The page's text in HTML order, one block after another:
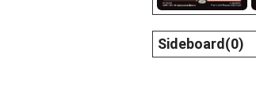
Sideboard(0)